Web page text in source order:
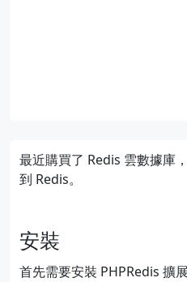
最近購買了 Redis 雲數據庫
到 Redis。
安裝
首先需要安裝 PHPRedis 擴